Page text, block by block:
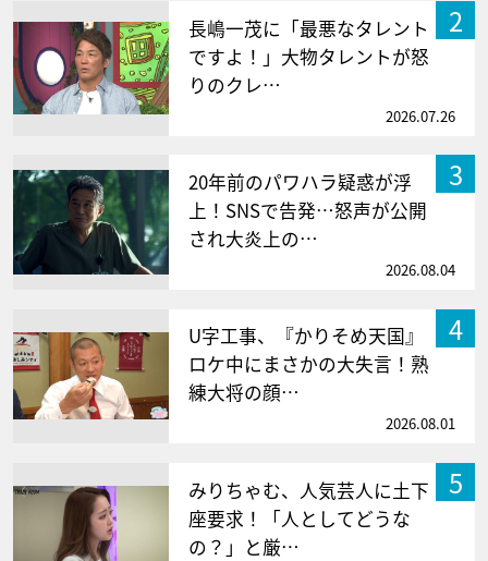
2
長嶋一茂に「最悪なタレント
ですよ！」大物タレントが怒
りのクレ…
2026.07.26
3
20年前のパワハラ疑惑が浮
上！SNSで告発…怒声が公開
され大炎上の…
2026.08.04
4
U字工事、『かりそめ天国』
ロケ中にまさかの大失言！熟
練大将の顔…
2026.08.01
5
みりちゃむ、人気芸人に土下
座要求！「人としてどうな
の？」と厳…